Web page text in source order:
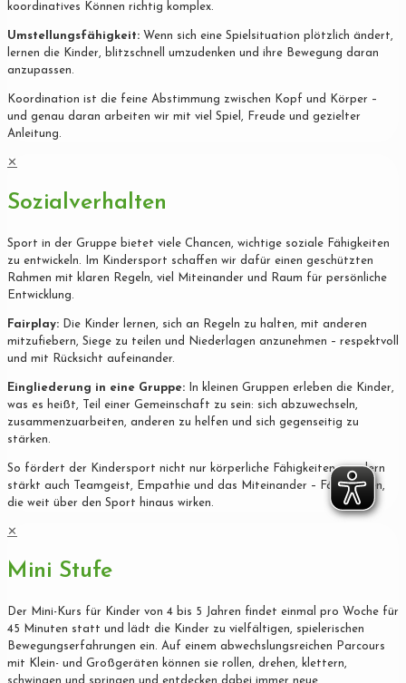
koordinatives Können richtig komplex.
Umstellungsfähigkeit: Wenn sich eine Spielsituation plötzlich ändert,
lernen die Kinder, blitzschnell umzudenken und ihre Bewegung daran
anzupassen.
Koordination ist die feine Abstimmung zwischen Kopf und Körper –
und genau daran arbeiten wir mit viel Spiel, Freude und gezielter
Anleitung.
✕
Sozialverhalten
Sport in der Gruppe bietet viele Chancen, wichtige soziale Fähigkeiten
zu entwickeln. Im Kindersport schaffen wir dafür einen geschützten
Rahmen mit klaren Regeln, viel Miteinander und Raum für persönliche
Entwicklung.
Fairplay: Die Kinder lernen, sich an Regeln zu halten, mit anderen
mitzufiebern, Siege zu teilen und Niederlagen anzunehmen – respektvoll
und mit Rücksicht aufeinander.
Eingliederung in eine Gruppe: In kleinen Gruppen erleben die Kinder,
was es heißt, Teil einer Gemeinschaft zu sein: sich abzuwechseln,
zusammenzuarbeiten, anderen zu helfen und sich gegenseitig zu
stärken.
So fördert der Kindersport nicht nur körperliche Fähigkeiten, sondern
stärkt auch Teamgeist, Empathie und das Miteinander – Fähigkeiten,
die weit über den Sport hinaus wirken.
✕
Mini Stufe
Der Mini-Kurs für Kinder von 4 bis 5 Jahren findet einmal pro Woche für
45 Minuten statt und lädt die Kinder zu vielfältigen, spielerischen
Bewegungserfahrungen ein. Auf einem abwechslungsreichen Parcours
mit Klein- und Großgeräten können sie rollen, drehen, klettern,